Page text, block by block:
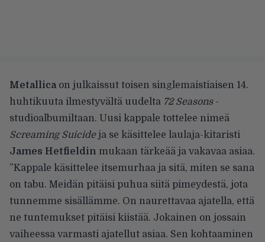
Metallicaon julkaissut toisen singlemaistiaisen 14.
huhtikuuta ilmestyvältä uudelta 72 Seasons-
studioalbumiltaan. Uusi kappale tottelee nimeä
Screaming Suicideja se käsittelee laulaja-kitaristi
James Hetfieldin mukaan tärkeää ja vakavaa asiaa.
”Kappale käsittelee itsemurhaa ja sitä, miten se sana
on tabu. Meidän pitäisi puhua siitä pimeydestä, jota
tunnemme sisällämme. On naurettavaa ajatella, että
ne tuntemukset pitäisi kiistää. Jokainen on jossain
vaiheessa varmasti ajatellut asiaa. Sen kohtaaminen